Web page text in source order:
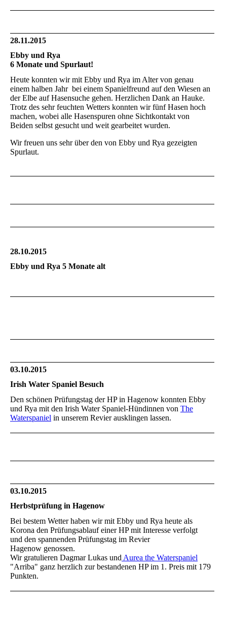
28.11.2015
Ebby und Rya
6 Monate und Spurlaut!
Heute konnten wir mit Ebby und Rya im Alter von genau
einem halben Jahr bei einem Spanielfreund auf den Wiesen an
der Elbe auf Hasensuche gehen. Herzlichen Dank an Hauke.
Trotz des sehr feuchten Wetters konnten wir fünf Hasen hoch
machen, wobei alle Hasenspuren ohne Sichtkontakt von
Beiden selbst gesucht und weit gearbeitet wurden.
Wir freuen uns sehr über den von Ebby und Rya gezeigten
Spurlaut.
28.10.2015
Ebby und Rya 5 Monate alt
03.10.2015
Irish Water Spaniel Besuch
Den schönen Prüfungstag der HP in Hagenow konnten Ebby
und Rya mit den Irish Water Spaniel-Hündinnen von The
Waterspaniel in unserem Revier ausklingen lassen.
03.10.2015
Herbstprüfung in Hagenow
Bei bestem Wetter haben wir mit Ebby und Rya heute als
Korona den Prüfungsablauf einer HP mit Interesse verfolgt
und den spannenden Prüfungstag im Revier
Hagenow genossen.
Wir gratulieren Dagmar Lukas und Aurea the Waterspaniel
"Arriba" ganz herzlich zur bestandenen HP im 1. Preis mit 179
Punkten.